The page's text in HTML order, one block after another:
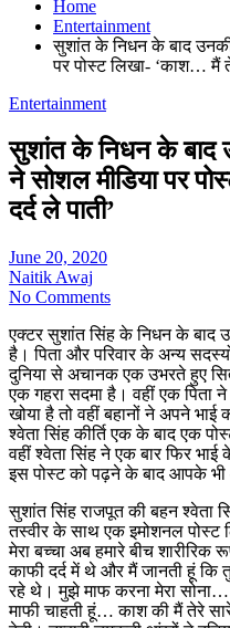
Home
Entertainment
सुशांत के निधन के बाद उनकी
पर पोस्ट लिखा- ‘काश… मैं
Entertainment
सुशांत के निधन के बाद
ने सोशल मीडिया पर
दर्द ले पाती’
June 20, 2020
Naitik Awaj
No Comments
एक्टर सुशांत सिंह के निधन के बाद
है। पिता और परिवार के अन्य
दुनिया से अचानक एक उभरते हुए
एक गहरा सदमा है। वहीं एक
खोया है तो वहीं बहानों ने अपने
श्वेता सिंह कीर्ति एक के बाद एक
वहीं श्वेता सिंह ने एक बार फिर
इस पोस्ट को पढ़ने के बाद आपके
सुशांत सिंह राजपूत की बहन श्वेता
तस्वीर के साथ एक इमोशनल पोस्ट
मेरा बच्चा अब हमारे बीच
काफी दर्द में थे और मैं जानती हूं
रहे थे। मुझे माफ करना मेरा
माफी चाहती हूं… काश की मैं तेरे